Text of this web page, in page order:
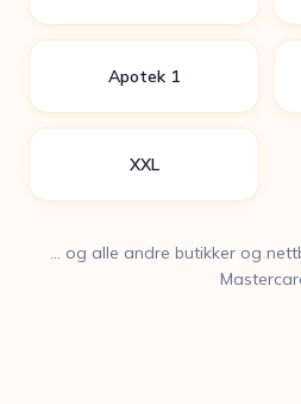
Apotek 1
XXL
… og alle andre butikker og